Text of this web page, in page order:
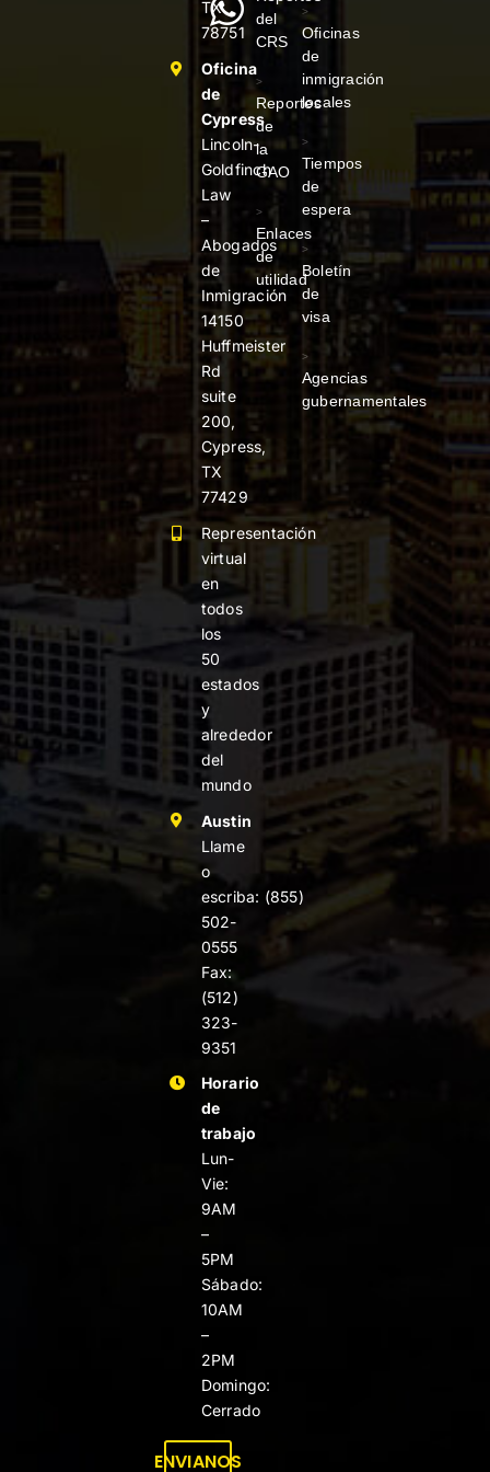
TX
78751
Oficina
de
Cypress
Lincoln-
Goldfinch
Law
–
Abogados
de
Inmigración
14150
Huffmeister
Rd
suite
200,
Cypress,
TX
77429
Representación
virtual
en
todos
los
50
estados
y
alrededor
del
mundo
Austin
Llame
o
escriba: (855)
502-
0555
Fax:
(512)
323-
9351
Horario
de
trabajo
Lun-
Vie:
9AM
–
5PM
Sábado:
10AM
–
2PM
Domingo:
Cerrado
ENVIANOS
del
CRS
>
Reportes
de
la
GAO
>
Enlaces
de
utilidad
>
Oficinas
de
inmigración
locales
>
Tiempos
de
espera
>
Boletín
de
visa
>
Agencias
gubernamentales